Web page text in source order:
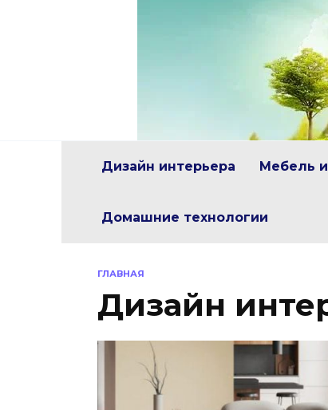
Дизайн интерьера Мебель
Домашние технологии
ГЛАВНАЯ
Дизайн